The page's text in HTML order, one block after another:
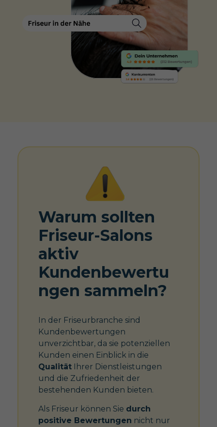
Warum sollten
Friseur-Salons
aktiv
Kundenbewertu
ngen sammeln?
In der Friseurbranche sind
Kundenbewertungen
unverzichtbar, da sie potenziellen
Kunden einen Einblick in die
QualitätIhrer Dienstleistungen
und die Zufriedenheit der
bestehenden Kunden bieten.
Als Friseur können Sie durch
positive Bewertungen nicht nur